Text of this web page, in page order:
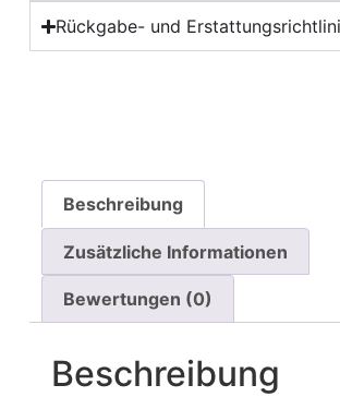
Rückgabe- und
Beschreibung
Zusätzliche Informationen
Bewertungen (0)
Beschreibung